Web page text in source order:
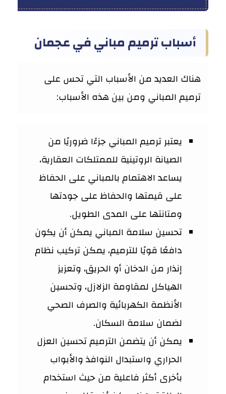
أسباب ترميم مباني في عجمان
هناك العديد من الأسباب التي تحس على
ترميم المباني ومن بين هذه الأسباب:
يعتبر ترميم المباني جزءًا ضروريًا من
الصيانة الروتينية للممتلكات العقارية،
يساعد الاهتمام بالمباني على الحفاظ
على قيمتها والحفاظ على جودتها
ومتانتها على المدى الطويل.
تحسين سلامة المباني يمكن أن يكون
دافعًا قويًا للترميم، يمكن تركيب نظام
إنذار من الدخان أو الحريق، وتعزيز
الهياكل لمقاومة الزلازل، وتحسين
الأنظمة الكهربائية والصرف الصحي
لضمان سلامة السكان.
يمكن أن يتضمن الترميم تحسين العزل
الحراري واستبدال النوافذ والأبواب
بأخرى أكثر فاعلية من حيث استخدام